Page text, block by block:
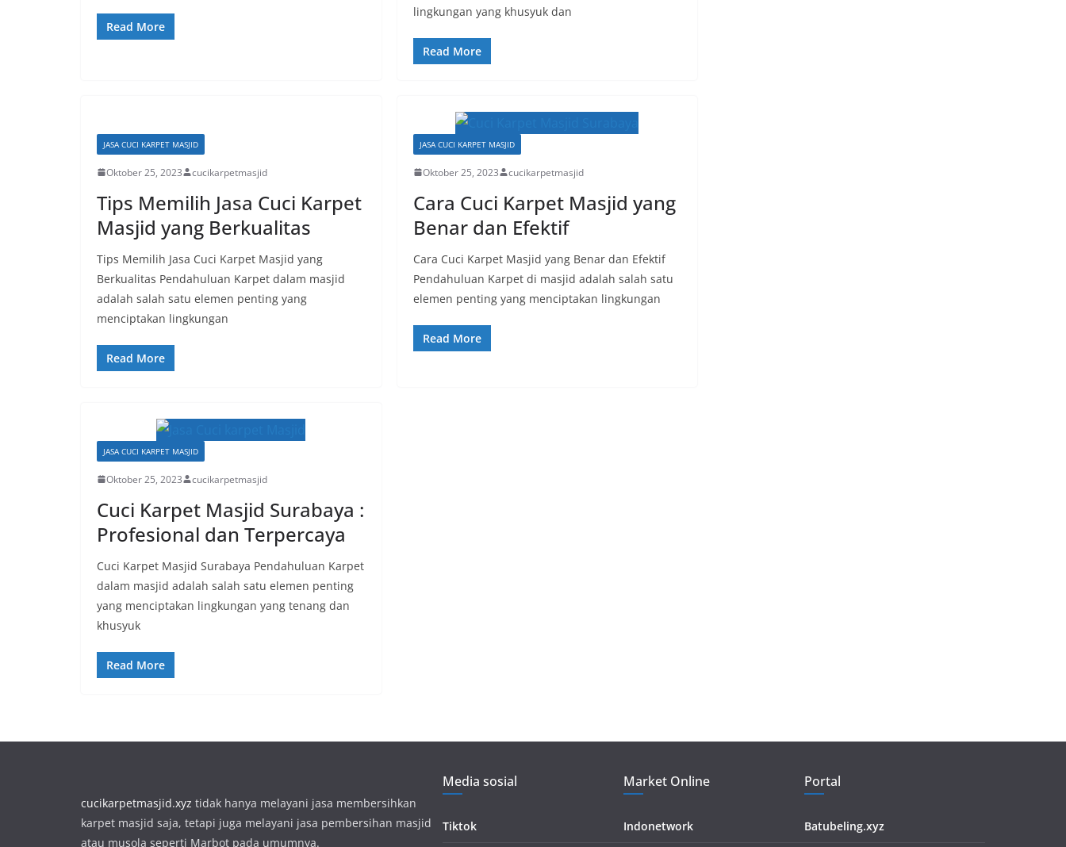
Read More
lingkungan yang khusyuk dan
Read More
JASA CUCI KARPET MASJID
Oktober 25, 2023 cucikarpetmasjid
Tips Memilih Jasa Cuci Karpet
Masjid yang Berkualitas
Tips Memilih Jasa Cuci Karpet Masjid yang
Berkualitas Pendahuluan Karpet dalam masjid
adalah salah satu elemen penting yang
menciptakan lingkungan
Read More
JASA CUCI KARPET MASJID
Oktober 25, 2023 cucikarpetmasjid
Cara Cuci Karpet Masjid yang
Benar dan Efektif
Cara Cuci Karpet Masjid yang Benar dan Efektif
Pendahuluan Karpet di masjid adalah salah satu
elemen penting yang menciptakan lingkungan
Read More
JASA CUCI KARPET MASJID
Oktober 25, 2023 cucikarpetmasjid
Cuci Karpet Masjid Surabaya :
Profesional dan Terpercaya
Cuci Karpet Masjid Surabaya Pendahuluan Karpet
dalam masjid adalah salah satu elemen penting
yang menciptakan lingkungan yang tenang dan
khusyuk
Read More
cucikarpetmasjid.xyz tidak hanya melayani jasa membersihkan
karpet masjid saja, tetapi juga melayani jasa pembersihan masjid
atau musola seperti Marbot pada umumnya.
Media sosial
Tiktok
Market Online
Indonetwork
Portal
Batubeling.xyz